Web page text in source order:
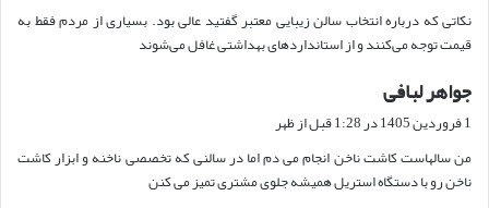
:
نکاتی که درباره انتخاب سالن زیبایی معتبر گفتید عالی بود. بسیاری از مردم فقط به
قیمت توجه می‌کنند و از استانداردهای بهداشتی غافل می‌شوند
جواهر لبافی
ف
:
1 فروردین 1405 در 1:28 قبل از ظهر
من سالهاست کاشت ناخن انجام می دم اما در سالنی که تخصصی ناخنه و ابزار کاشت
ناخن رو با دستگاه استریل همیشه جلوی مشتری تمیز می کنن